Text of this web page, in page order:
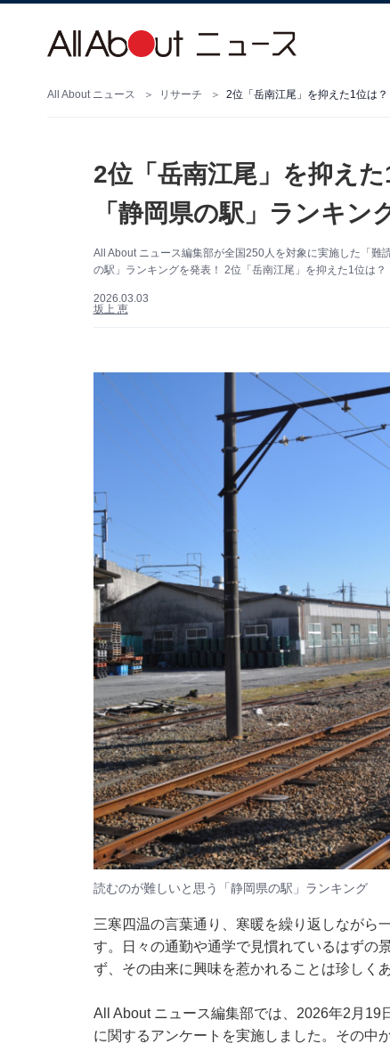
All About ニュース リサーチ 2位「岳南江尾」を抑えた1位は
2位「岳南江尾」を抑え
「静岡県の駅」ランキン
All About ニュース編集部が全国250人を対象に実施した「
の駅」ランキングを発表！ 2位「岳南江尾」を抑えた1位は？
2026.03.03
坂上 恵
読むのが難しいと思う「静岡県の駅」ランキング
三寒四温の言葉通り、寒暖を繰り返しながら
す。日々の通勤や通学で見慣れているはずの
ず、その由来に興味を惹かれることは珍しく
All About ニュース編集部では、2026年2月19
に関するアンケートを実施しました。その中